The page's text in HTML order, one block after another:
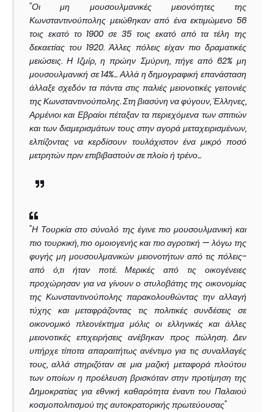
"Οι μη μουσουλμανικές μειονότητες της
Κωνσταντινούπολης μειώθηκαν από ένα εκτιμώμενο 56
τοις εκατό το 1900 σε 35 τοις εκατό από τα τέλη της
δεκαετίας του 1920. Άλλες πόλεις είχαν πιο δραματικές
μειώσεις. Η Ιζμίρ, η πρώην Σμύρνη, πήγε από 62% μη
μουσουλμανική σε 14%... Αλλά η δημογραφική επανάσταση
άλλαξε σχεδόν τα πάντα στις παλιές μειονοτικές γειτονιές
της Κωνσταντινούπολης. Στη βιασύνη να φύγουν, Έλληνες,
Αρμένιοι και Εβραίοι πέταξαν τα περιεχόμενα των σπιτιών
και των διαμερισμάτων τους στην αγορά μεταχειρισμένων,
ελπίζοντας να κερδίσουν τουλάχιστον ένα μικρό ποσό
μετρητών πριν επιβιβαστούν σε πλοίο ή τρένο...
"Η Τουρκία στο σύνολό της έγινε πιο μουσουλμανική και
πιο τουρκική, πιο ομοιογενής και πιο αγροτική — λόγω της
φυγής μη μουσουλμανικών μειονοτήτων από τις πόλεις-
από ό,τι ήταν ποτέ. Μερικές από τις οικογένειες
προχώρησαν για να γίνουν ο στυλοβάτης της οικονομίας
της Κωνσταντινούπολης παρακολουθώντας την αλλαγή
τύχης και μεταφράζοντας τις πολιτικές συνδέσεις σε
οικονομικό πλεονέκτημα μόλις οι ελληνικές και άλλες
μειονοτικές επιχειρήσεις ανέβηκαν προς πώληση. Δεν
υπήρχε τίποτα απαραιτήτως ανέντιμο για τις συναλλαγές
τους, αλλά στηριζόταν σε μια μαζική μεταφορά πλούτου
των οποίων η προέλευση βρισκόταν στην προτίμηση της
Δημοκρατίας για εθνική καθαρότητα έναντι του Παλαιού
κοσμοπολιτισμού της αυτοκρατορικής πρωτεύουσας"